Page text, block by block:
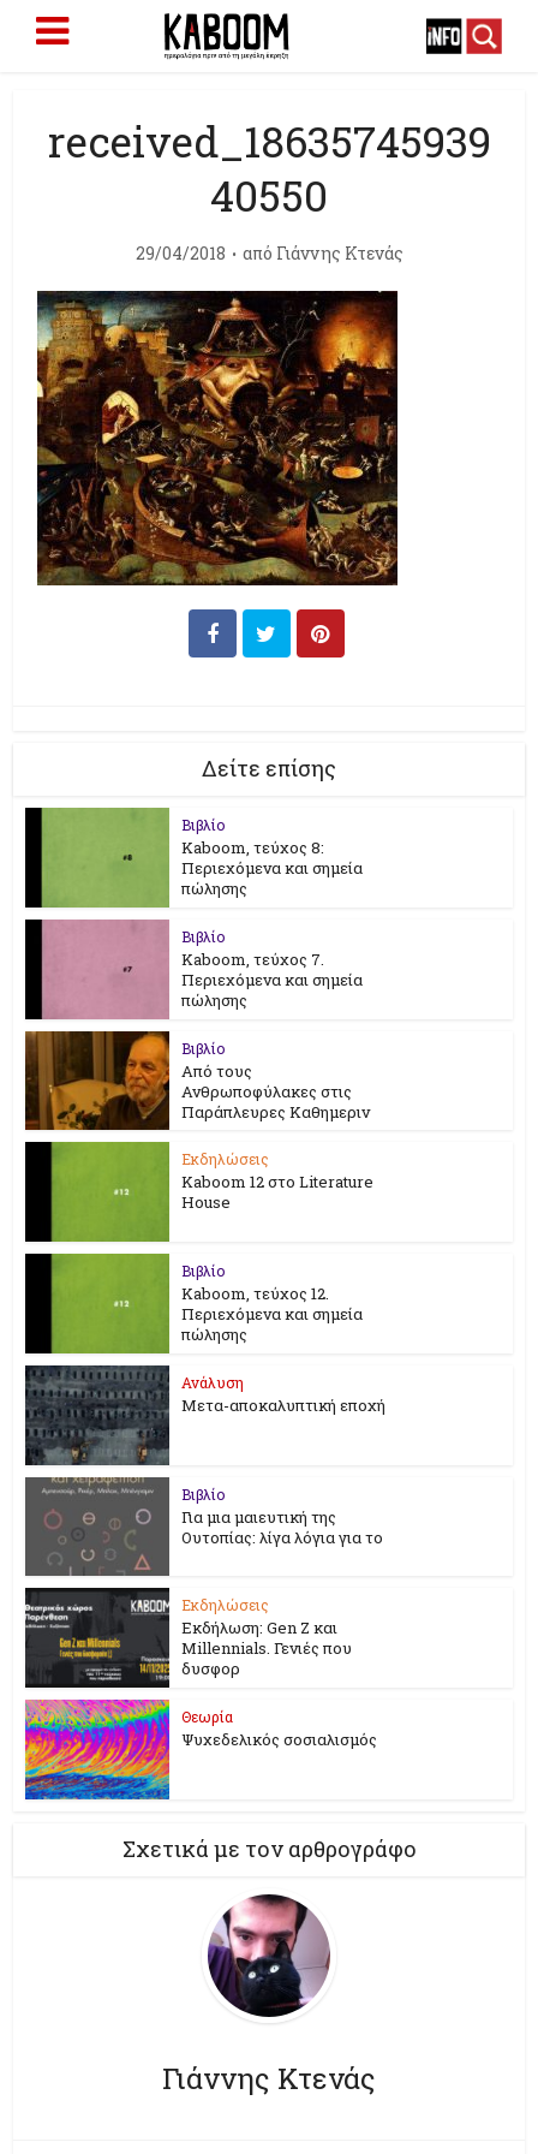
received_18635745939
40550
29/04/2018 από Γιάννης Κτενάς
Δείτε επίσης
Βιβλίο
Kaboom, τεύχος 8:
Περιεχόμενα και σημεία
πώλησης
Βιβλίο
Kaboom, τεύχος 7.
Περιεχόμενα και σημεία
πώλησης
Βιβλίο
Από τους
Ανθρωποφύλακες στις
Παράπλευρες Καθημεριν
Εκδηλώσεις
Kaboom 12 στο Literature
House
Βιβλίο
Kaboom, τεύχος 12.
Περιεχόμενα και σημεία
πώλησης
Ανάλυση
Μετα-αποκαλυπτική εποχή
Βιβλίο
Για μια μαιευτική της
Ουτοπίας: λίγα λόγια για το
Εκδηλώσεις
Εκδήλωση: Gen Z και
Millennials. Γενιές που
δυσφορ
Θεωρία
Ψυχεδελικός σοσιαλισμός
Σχετικά με τον αρθρογράφο
Γιάννης Κτενάς